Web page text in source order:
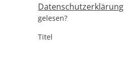
Datenschutzerklärung
gelesen?
Titel